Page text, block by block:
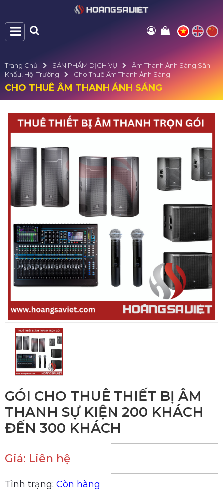
Trang Chủ SẢN PHẨM DỊCH VỤ
Âm Thanh Ánh Sáng Sân
Khấu, Hội Trường
Cho Thuê Âm Thanh Ánh Sáng
CHO THUÊ ÂM THANH ÁNH SÁNG
GÓI CHO THUÊ THIẾT BỊ ÂM
THANH SỰ KIỆN 200 KHÁCH
ĐẾN 300 KHÁCH
Giá: Liên hệ
Tình trạng: Còn hàng